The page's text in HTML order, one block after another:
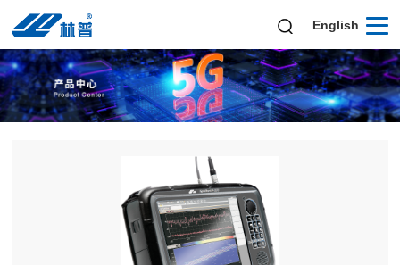
English